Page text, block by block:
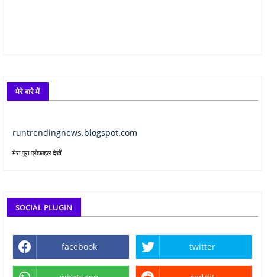
मेरे बारे में
runtrendingnews.blogspot.com
मेरा पूरा प्रोफ़ाइल देखें
SOCIAL PLUGIN
facebook twitter